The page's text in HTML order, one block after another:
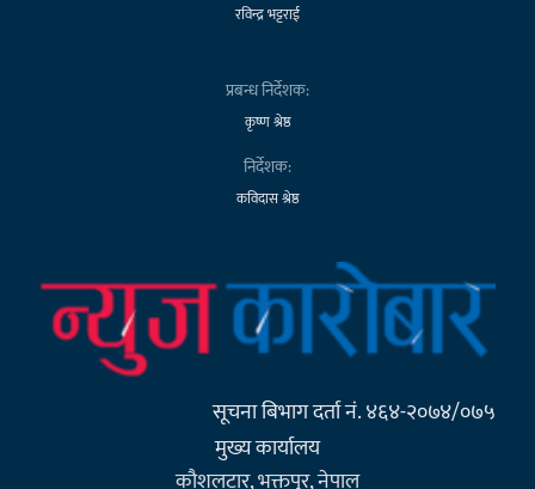
रविन्द्र भट्टराई
प्रबन्ध निर्देशक:
कृष्ण श्रेष्ठ
निर्देशक:
कविदास श्रेष्ठ
सूचना बिभाग दर्ता नं. ४६४-२०७४/०७५
मुख्य कार्यालय
कौशलटार, भक्तपुर, नेपाल